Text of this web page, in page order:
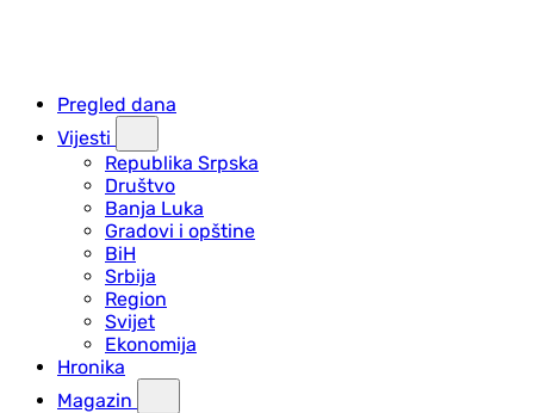
Pregled dana
Vijesti
Republika Srpska
Društvo
Banja Luka
Gradovi i opštine
BiH
Srbija
Region
Svijet
Ekonomija
Hronika
Magazin